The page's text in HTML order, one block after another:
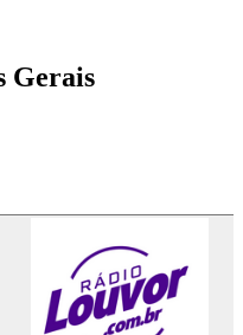
Gerais